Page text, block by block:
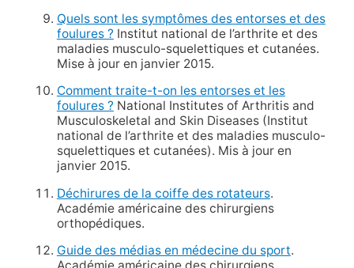
Quels sont les symptômes des entorses et des
foulures ? Institut national de l’arthrite et des
maladies musculo-squelettiques et cutanées.
Mise à jour en janvier 2015.
Comment traite-t-on les entorses et les
foulures ? National Institutes of Arthritis and
Musculoskeletal and Skin Diseases (Institut
national de l’arthrite et des maladies musculo-
squelettiques et cutanées). Mis à jour en
janvier 2015.
Déchirures de la coiffe des rotateurs.
Académie américaine des chirurgiens
orthopédiques.
Guide des médias en médecine du sport.